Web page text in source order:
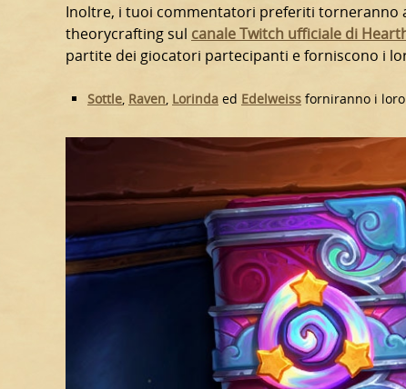
Inoltre, i tuoi commentatori preferiti torneranno
theorycrafting sul canale Twitch ufficiale di
partite dei giocatori partecipanti e forniscono i
Sottle, Raven, Lorinda ed Edelweiss forniranno i loro